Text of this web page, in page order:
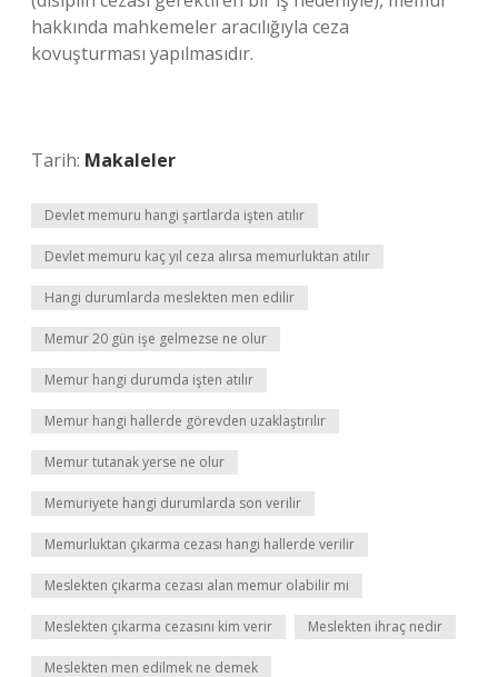
hakkında mahkemeler aracılığıyla ceza
kovuşturması yapılmasıdır.
Tarih: Makaleler
Devlet memuru hangi şartlarda işten atılır
Devlet memuru kaç yıl ceza alırsa memurluktan atılır
Hangi durumlarda meslekten men edilir
Memur 20 gün işe gelmezse ne olur
Memur hangi durumda işten atılır
Memur hangi hallerde görevden uzaklaştırılır
Memur tutanak yerse ne olur
Memuriyete hangi durumlarda son verilir
Memurluktan çıkarma cezası hangi hallerde verilir
Meslekten çıkarma cezası alan memur olabilir mi
Meslekten çıkarma cezasını kim verir Meslekten ihraç nedir
Meslekten men edilmek ne demek